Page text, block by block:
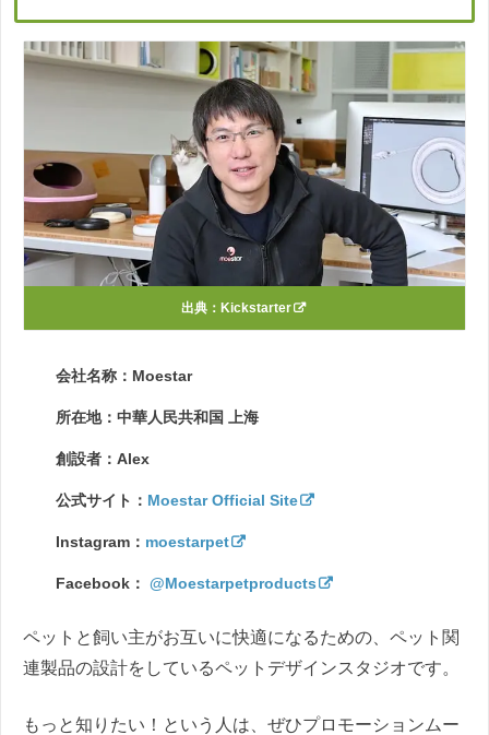
出典： Kickstarter
会社名称：Moestar
所在地：中華人民共和国 上海
創設者：Alex
公式サイト： Moestar Official Site
Instagram： moestarpet
Facebook： @Moestarpetproducts
ペットと飼い主がお互いに快適になるための、ペット関
連製品の設計をしているペットデザインスタジオです。
もっと知りたい！という人は、ぜひプロモーションムー